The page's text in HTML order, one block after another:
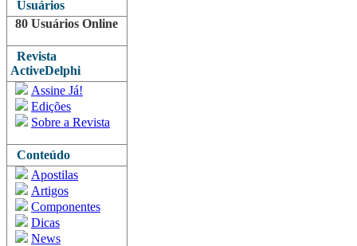
Usuários
80 Usuários Online
Revista
ActiveDelphi
Assine Já!
Edições
Sobre a Revista
Conteúdo
Apostilas
Artigos
Componentes
Dicas
News